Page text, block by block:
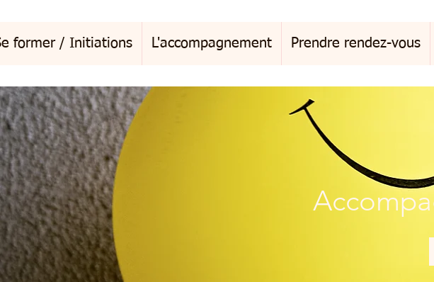
former / Initiations L'accompagnement Prendre rendez-vous